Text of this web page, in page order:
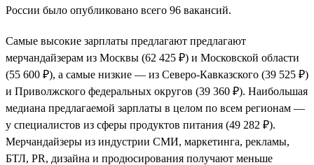
России было опубликовано всего 96 вакансий.
Самые высокие зарплаты предлагают предлагают
мерчандайзерам из Москвы (62 425 ₽) и Московской области
(55 600 ₽), а самые низкие — из Северо-Кавказского (39 525 ₽)
и Приволжского федеральных округов (39 360 ₽). Наибольшая
медиана предлагаемой зарплаты в целом по всем регионам —
у специалистов из сферы продуктов питания (49 282 ₽).
Мерчандайзеры из индустрии СМИ, маркетинга, рекламы,
БТЛ, PR, дизайна и продюсирования получают меньше